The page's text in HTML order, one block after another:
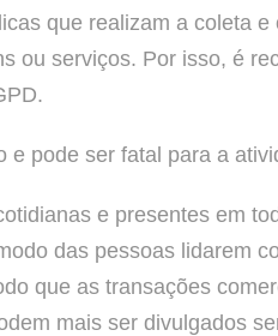
que realizam a coleta
ou serviços. Por isso, é
pode ser fatal para a
e presentes em
das pessoas lidarem
que as transações
mais ser divulgados